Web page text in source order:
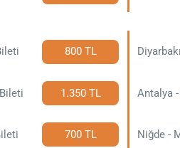
800 TL
1.350 TL Antalya
700 TL Niğde -